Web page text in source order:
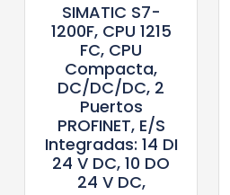
SIMATIC S7-
1200F, CPU 1215
FC, CPU
Compacta,
DC/DC/DC, 2
Puertos
PROFINET, E/S
Integradas: 14 DI
24 V DC, 10 DO
24 V DC,